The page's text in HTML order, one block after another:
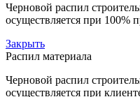
Черновой распил
осуществляется при 100%
Закрыть
Распил материала
Черновой распил
осуществляется при